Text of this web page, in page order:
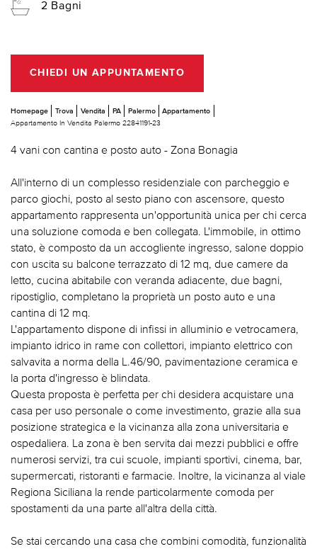
2 Bagni
CHIEDI UN APPUNTAMENTO
Homepage Trova Vendita PA Palermo
Appartamento
Appartamento In Vendita Palermo 22841191-23
4 vani con cantina e posto auto - Zona Bonagia
All'interno di un complesso residenziale con parcheggio e
parco giochi, posto al sesto piano con ascensore, questo
appartamento rappresenta un'opportunità unica per chi cerca
una soluzione comoda e ben collegata. L'immobile, in ottimo
stato, è composto da un accogliente ingresso, salone doppio
con uscita su balcone terrazzato di 12 mq, due camere da
letto, cucina abitabile con veranda adiacente, due bagni,
ripostiglio, completano la proprietà un posto auto e una
cantina di 12 mq.
L'appartamento dispone di infissi in alluminio e vetrocamera,
impianto idrico in rame con collettori, impianto elettrico con
salvavita a norma della L.46/90, pavimentazione ceramica e
la porta d'ingresso è blindata.
Questa proposta è perfetta per chi desidera acquistare una
casa per uso personale o come investimento, grazie alla sua
posizione strategica e la vicinanza alla zona universitaria e
ospedaliera. La zona è ben servita dai mezzi pubblici e offre
numerosi servizi, tra cui scuole, impianti sportivi, cinema, bar,
supermercati, ristoranti e farmacie. Inoltre, la vicinanza al viale
Regiona Siciliana la rende particolarmente comoda per
spostamenti da una parte all'altra della città.
Se stai cercando una casa che combini comodità, funzionalità